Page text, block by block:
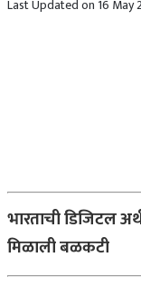
Last Updated on 16 May
भारताची डिजिटल
मिळाली बळकटी